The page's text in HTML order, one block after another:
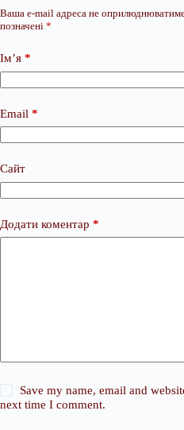
Ваша e-mail адреса не
позначені *
Ім’я *
Email *
Сайт
Додати коментар *
Save my name, email and
next time I comment.